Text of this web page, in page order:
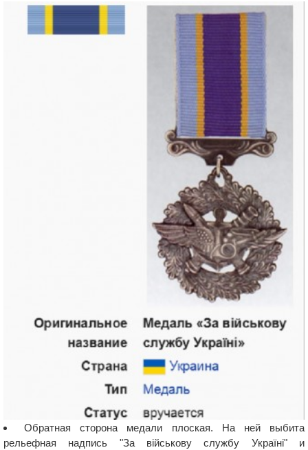
Обратная сторона медали плоская. На ней выбита
рельефная надпись "За військову службу Україні" и